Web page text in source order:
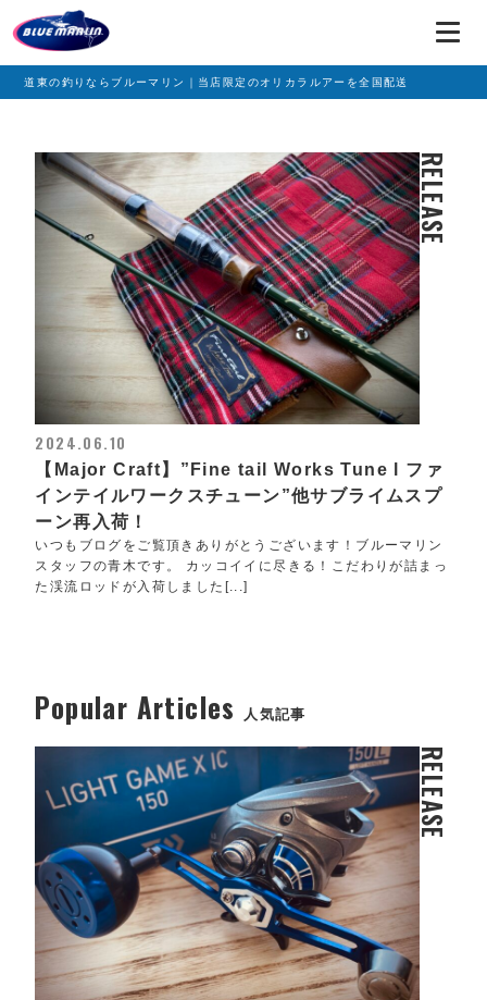
道東の釣りならブルーマリン｜当店限定のオリカラルアーを全国配送
RELEASE
2024.06.10
【Major Craft】”Fine tail Works Tune l ファ
インテイルワークスチューン”他サブライムスプ
ーン再入荷！
いつもブログをご覧頂きありがとうございます！ブルーマリン
スタッフの青木です。 カッコイイに尽きる！こだわりが詰まっ
た渓流ロッドが入荷しました[...]
Popular Articles 人気記事
RELEASE